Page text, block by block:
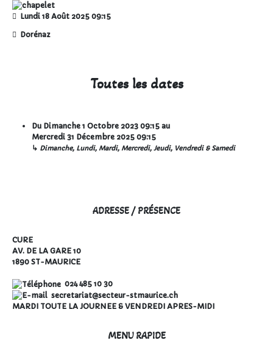
Lundi 18 Août 2025 09:15
Dorénaz
Toutes les dates
Du Dimanche 1 Octobre 2023 09:15 au
Mercredi 31 Décembre 2025 09:15
↳ Dimanche, Lundi, Mardi, Mercredi, Jeudi, Vendredi & Samedi
ADRESSE / PRÉSENCE
CURE
AV. DE LA GARE 10
1890 ST-MAURICE
024 485 10 30
secretariat@secteur-stmaurice.ch
MARDI TOUTE LA JOURNEE & VENDREDI APRES-MIDI
MENU RAPIDE